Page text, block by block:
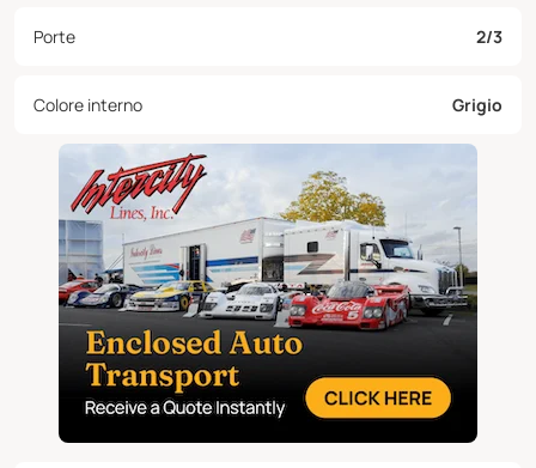
Porte 2/3
Colore interno Grigio